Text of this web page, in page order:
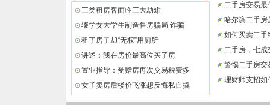
三类租房客面临三大劫难
辍学女大学生制造售房骗局 诈骗
租了房子却“无权”用厕所
讲述：我在房价最高位买了房
置业指导：受赠房再次交易税费多
女子卖房后楼价飞涨想反悔私自撬
二手房交易最
哈尔滨二手房
如何买卖二手
二手房，七成
警惕二手房交
理财师支招如